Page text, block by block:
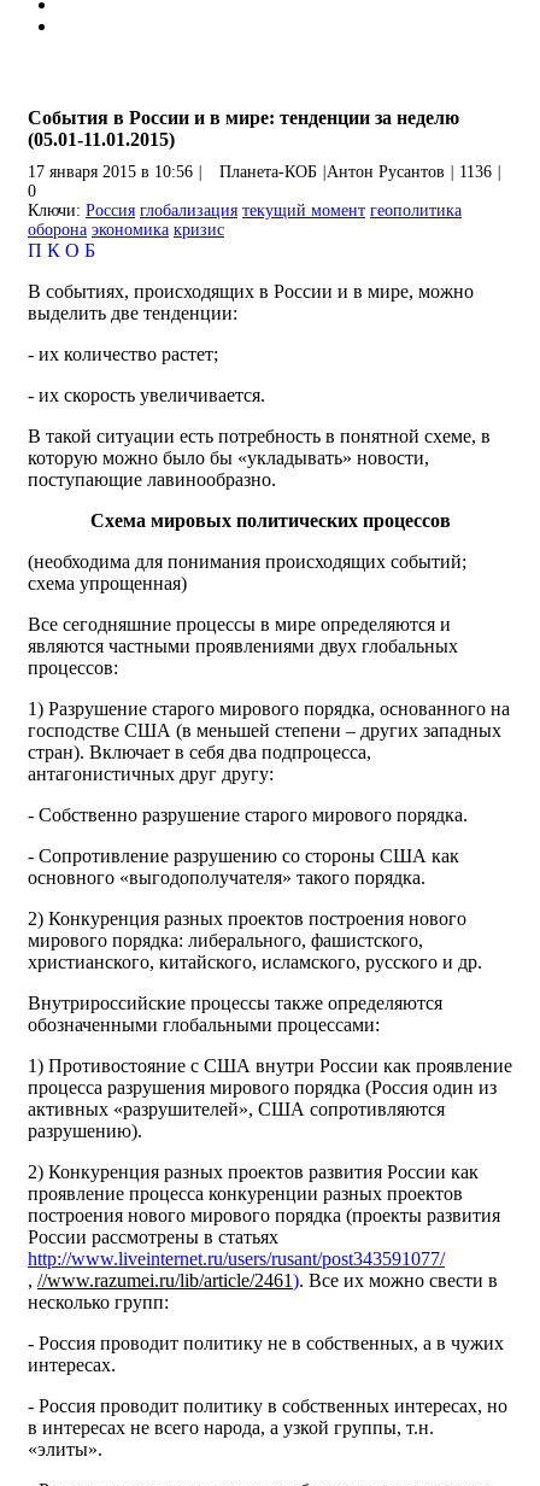
События в России и в мире: тенденции за неделю
(05.01-11.01.2015)
17 января 2015 в 10:56 Планета-КОБ Антон Русантов 1136
0
Ключи: Россия глобализация текущий момент геополитика
оборона экономика кризис
П К О Б
В событиях, происходящих в России и в мире, можно
выделить две тенденции:
- их количество растет;
- их скорость увеличивается.
В такой ситуации есть потребность в понятной схеме, в
которую можно было бы «укладывать» новости,
поступающие лавинообразно.
Схема мировых политических процессов
(необходима для понимания происходящих событий;
схема упрощенная)
Все сегодняшние процессы в мире определяются и
являются частными проявлениями двух глобальных
процессов:
1) Разрушение старого мирового порядка, основанного на
господстве США (в меньшей степени – других западных
стран). Включает в себя два подпроцесса,
антагонистичных друг другу:
- Собственно разрушение старого мирового порядка.
- Сопротивление разрушению со стороны США как
основного «выгодополучателя» такого порядка.
2) Конкуренция разных проектов построения нового
мирового порядка: либерального, фашистского,
христианского, китайского, исламского, русского и др.
Внутрироссийские процессы также определяются
обозначенными глобальными процессами:
1) Противостояние с США внутри России как проявление
процесса разрушения мирового порядка (Россия один из
активных «разрушителей», США сопротивляются
разрушению).
2) Конкуренция разных проектов развития России как
проявление процесса конкуренции разных проектов
построения нового мирового порядка (проекты развития
России рассмотрены в статьях
http://www.liveinternet.ru/users/rusant/post343591077/
, //www.razumei.ru/lib/article/2461). Все их можно свести в
несколько групп:
- Россия проводит политику не в собственных, а в чужих
интересах.
- Россия проводит политику в собственных интересах, но
в интересах не всего народа, а узкой группы, т.н.
«элиты».